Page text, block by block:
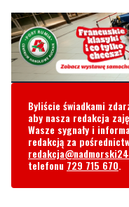
Byliście świadkami
aby nasza redakcja
Wasze sygnały i
telefonu729 715 670.
Komentarze